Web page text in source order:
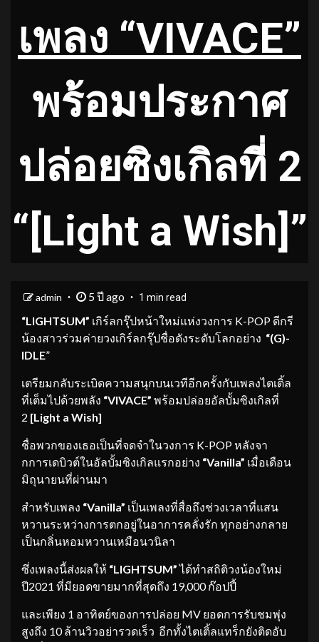
เพลง “VIVACE”
พร้อมประกาศ
ปล่อยซิงเกิลที่ 2
“[Light a Wish]”
admin 5 ปี ago 1 min read
“LIGHTSUM” เกิร์ลกรุ๊ปหน้าใหม่แห่งวงการ K-POP ดีกรี
น้องสาวร่วมค่ายวงเกิร์ลกรุ๊ปชื่อดังระดับโลกอย่าง “(G)-
IDLE”
เตรียมกลับระเบิดความสนุกบนเวทีอีกครั้งกับเพลงไตเติ้ล
ที่เต็มไปด้วยพลัง “VIVACE” พร้อมปล่อยอัลบั้มซิงเกิลที่
2 [Light a Wish]
ชื่อพวกของเธอเป็นที่จดจำในวงการ K-POP หลังจา
กการเดบิวต์ในอัลบั้มซิงเกิลแรกอย่าง “Vanilla” เมื่อเดือน
มิถุนายนที่ผ่านมา
สำหรับเพลง “Vanilla” เป็นเพลงที่สื่อถึงช่วงเวลาที่แสน
หวานระหว่างการตกอยู่ในอาการคลั่งรัก ทุกอย่างกลาย
เป็นกลิ่นหอมหวานเหมือนวนิลา
ซึ่งเพลงนี้ส่งผลให้ “LIGHTSUM”ได้ทำสถิติวงน้องใหม่
ปี2021 ที่มียอดขายมากที่สุดถึง 19,000 ก๊อปปี้
และเพียง 1 อาทิตย์ของการปล่อย MV ยอดการรับชมพุ่ง
สูงถึง 10 ล้านวิวอย่ารวดเร็ว อีกทั้งไตเติ้ลแทร็กยังติดอับ